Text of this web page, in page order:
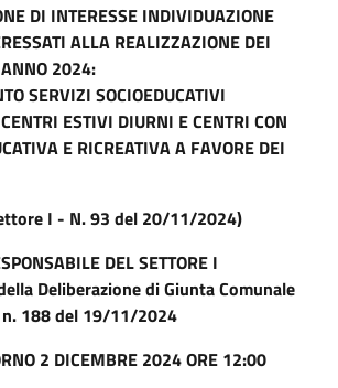
DI INTERESSE INDIVIDUAZIONE
ALLA REALIZZAZIONE DEI
2024:
SERVIZI SOCIOEDUCATIVI
ESTIVI DIURNI E CENTRI CON
E RICREATIVA A FAVORE DEI
I - N. 93 del 20/11/2024)
DEL SETTORE I
Deliberazione di Giunta Comunale
n. 188 del 19/11/2024
2 DICEMBRE 2024 ORE 12:00